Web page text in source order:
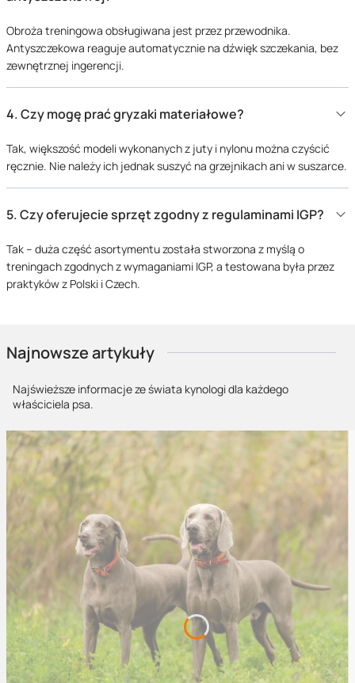
warunkach środowiskowych. Dotyczy to zarówno psów
tropiących, patrolowych, jak i sportowych, dlatego oferujemy
sprzęt, który pomaga w skutecznym zarządzaniu zachowaniem i
lokalizatory GPS dla psów pracujących w środowisku
niewidzialne ogrodzenia, umożliwiające kontrolę
przestrzenną bez stosowania fizycznych barier,
precyzyjnym sterowaniu
wyciszenia oraz dyscypliny
„Dobry pozorant wie, że sprzęt to bardzo ważna część komunikacji
Gryzaki i szarpaki do treningu – od
podstaw do poziomu zaawansowanego
Skuteczne szkolenie opiera się na przemyślanym doborze narzędzi
stymulujących popęd łupu oraz rozwijających technikę chwytu. W
ofercie Sport-Dog.pl znajdziesz sprzęt, który odpowiada na
potrzeby zarówno w pracy podstawowej, jak i w zaawansowanym
treningu dyscyplin IGP, K9 czy ringowych:
gryzaki wykonane z juty, naturalnej skóry oraz włókien
Obroża treningowa obsługiwana jest przez przewodnika.
Antyszczekowa reaguje automatycznie na dźwięk szczekania, bez
zewnętrznej ingerencji.
4.Czy mogę prać gryzaki materiałowe?
Tak, większość modeli wykonanych z juty i nylonu można czyścić
ręcznie. Nie należy ich jednak suszyć na grzejnikach ani w suszarce.
5.Czy oferujecie sprzęt zgodny z regulaminami IGP?
Tak – duża część asortymentu została stworzona z myślą o
treningach zgodnych z wymaganiami IGP, a testowana była przez
praktyków z Polski i Czech.
Najnowsze artykuły
Najświeższe informacje ze świata kynologi dla każdego
właściciela psa.